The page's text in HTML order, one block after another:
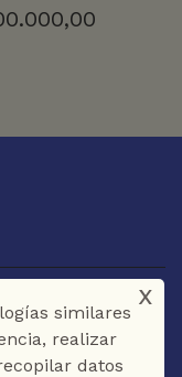
- COLOMBIA
similares
realizar
datos
x